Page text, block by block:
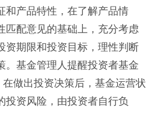
和产品特性，在了解产品情
匹配意见的基础上，充分考虑
资期限和投资目标，理性判断
。基金管理人提醒投资者基金
在做出投资决策后，基金运营状
投资风险，由投资者自行负